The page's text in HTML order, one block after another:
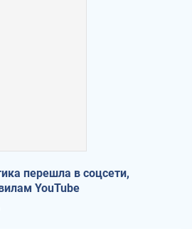
перешла в соцсети,
YouTube